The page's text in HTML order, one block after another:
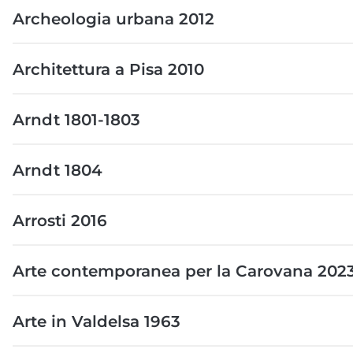
Archeologia urbana 2012
Architettura a Pisa 2010
Arndt 1801-1803
Arndt 1804
Arrosti 2016
Arte contemporanea per la Carovana
Arte in Valdelsa 1963